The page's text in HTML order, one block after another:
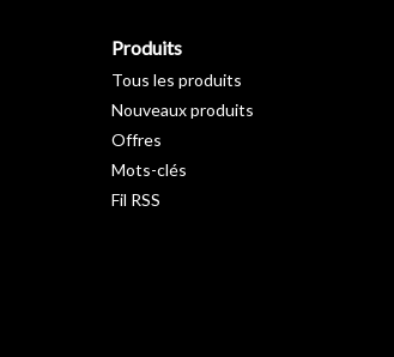
Produits
Tous les produits
Nouveaux produits
Offres
Mots-clés
Fil RSS